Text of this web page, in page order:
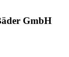
GmbH